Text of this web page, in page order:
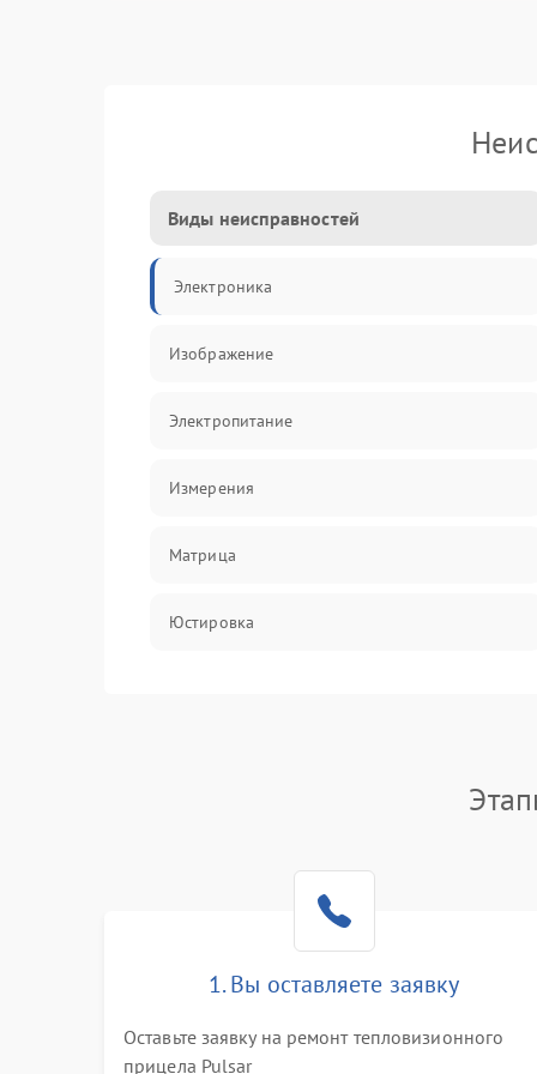
Виды неисправностей
Электроника
Изображение
Электропитание
Измерения
Матрица
Юстировка
1. Вы оставляете заявку
Оставьте заявку на ремонт тепловизионного
прицела Pulsar